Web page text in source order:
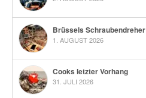
Brüssels Schraubendreher
1. AUGUST 2026
Cooks letzter Vorhang
31. JULI 2026